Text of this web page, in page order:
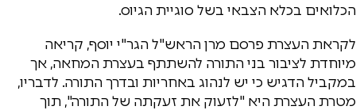
הכלואים בכלא הצבאי בשל סוגיית הגיוס.
לקראת העצרת פרסם מרן הראש"ל הגר"י יוסף, קריאה
מיוחדת לציבור בני התורה להשתתף בעצרת המחאה, אך
במקביל הדגיש כי יש לנהוג באחריות ובדרך התורה. לדבריו,
מטרת העצרת היא "לזעוק את זעקתה של התורה", תוך